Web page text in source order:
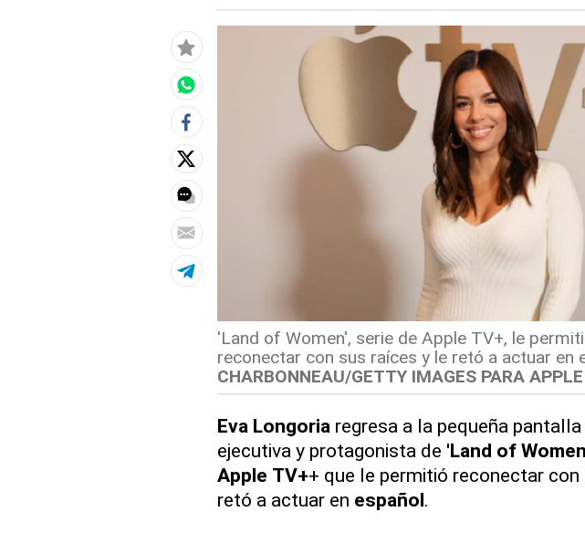
'Land of Women', serie de Apple TV+, le
reconectar con sus raíces y le retó a actuar en
CHARBONNEAU/GETTY IMAGES PARA
Eva Longoria regresa a la pequeña
ejecutiva y protagonista de 'Land of Women
Apple TV++ que le permitió reconectar
retó a actuar en español.